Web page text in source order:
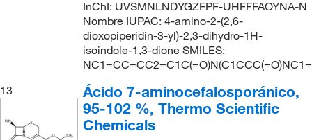
InChI: UVSMNLNDYGZFPF-UHFFFAOYNA-N
Nombre IUPAC: 4-amino-2-(2,6-
dioxopiperidin-3-yl)-2,3-dihydro-1H-
isoindole-1,3-dione SMILES:
13
Ácido 7-aminocefalosporánico,
95-102 %, Thermo Scientific
Chemicals